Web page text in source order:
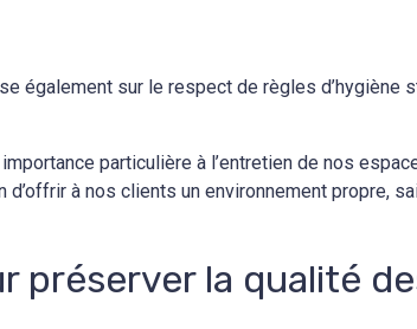
également sur le respect de règles d’hygiène
particulière à l’entretien de nos
à nos clients un environnement propre,
préserver la qualité